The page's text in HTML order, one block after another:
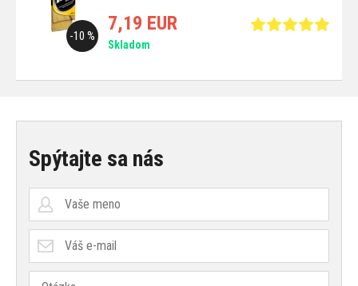
-10 %
7,19 EUR
Skladom
Spýtajte sa nás